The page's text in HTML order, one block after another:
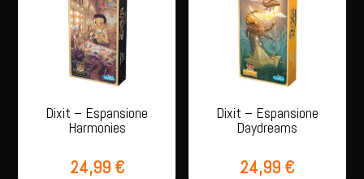
Dixit – Espansione
Harmonies
24,99 €
Dixit – Espansione
Daydreams
24,99 €